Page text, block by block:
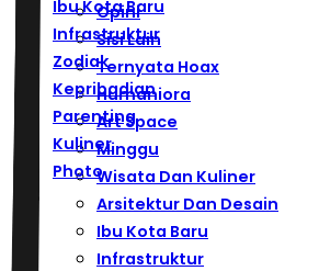
Ibu Kota Baru
Infrastruktur
Zodiak
Kepribadian
Parenting
Kuliner
Photo
Opini
Sisi Lain
Ternyata Hoax
Humaniora
Art Space
Minggu
Wisata Dan Kuliner
Arsitektur Dan Desain
Ibu Kota Baru
Infrastruktur